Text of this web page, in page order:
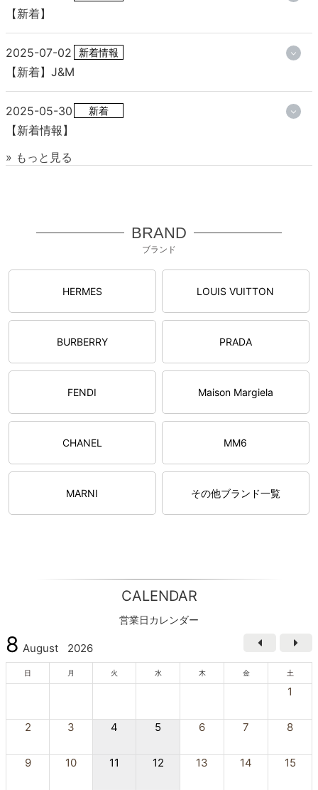
【新着】
2025-07-02 新着情報
【新着】J&M
2025-05-30 新着
【新着情報】
» もっと見る
BRAND
ブランド
HERMES LOUIS VUITTON
BURBERRY PRADA
FENDI Maison Margiela
CHANEL MM6
MARNI その他ブランド一覧
CALENDAR
営業日カレンダー
8 August 2026
日 月 火 水 木 金 土
1
2 3 4 5 6 7 8
9 10 11 12 13 14 15